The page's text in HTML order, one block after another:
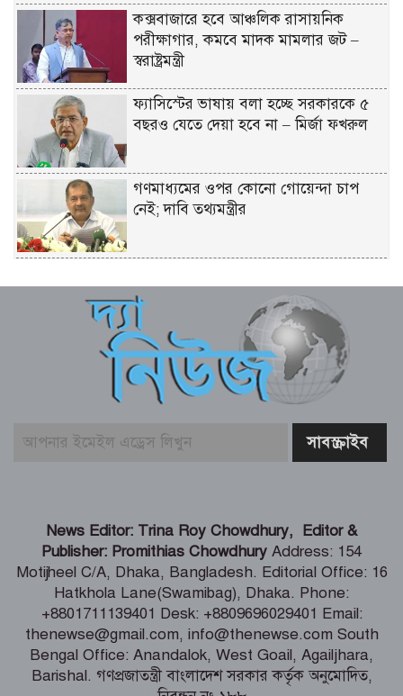
কক্সবাজারে হবে আঞ্চলিক রাসায়নিক
পরীক্ষাগার, কমবে মাদক মামলার জট –
স্বরাষ্ট্রমন্ত্রী
ফ্যাসিস্টের ভাষায় বলা হচ্ছে সরকারকে ৫
বছরও যেতে দেয়া হবে না – মির্জা ফখরুল
গণমাধ্যমের ওপর কোনো গোয়েন্দা চাপ
নেই; দাবি তথ্যমন্ত্রীর
পাঠালেন আসিফ মাহমুদ
আলোচিত কনটেন্ট ক্রিয়েটর রিপন মিয়া
গ্রেফতার
বিনামূল্যে চ্যাটজিপিটি ব্যবহারকারীদের জন্য
গণমাধ্যমের ওপর নিয়ন্ত্রণ নয়, প্রয়োজন
নিয়মতান্ত্রিক কাঠামো: তথ্য ও সম্প্রচারমন্ত্রী
টেকসই গণতন্ত্র প্রতিষ্ঠায় স্বাধীন ও শক্তিশালী
গণমাধ্যমের বিকল্প নেই -মির্জা ফখরুল
News Editor: Trina Roy Chowdhury, Editor &
Publisher: Promithias Chowdhury Address: 154
Motijheel C/A, Dhaka, Bangladesh. Editorial Office: 16
Hatkhola Lane(Swamibag), Dhaka. Phone:
+8801711139401 Desk: +8809696029401 Email:
thenewse@gmail.com, info@thenewse.com South
Bengal Office: Anandalok, West Goail, Agailjhara,
Barishal. গণপ্রজাতন্ত্রী বাংলাদেশ সরকার কর্তৃক অনুমোদিত,